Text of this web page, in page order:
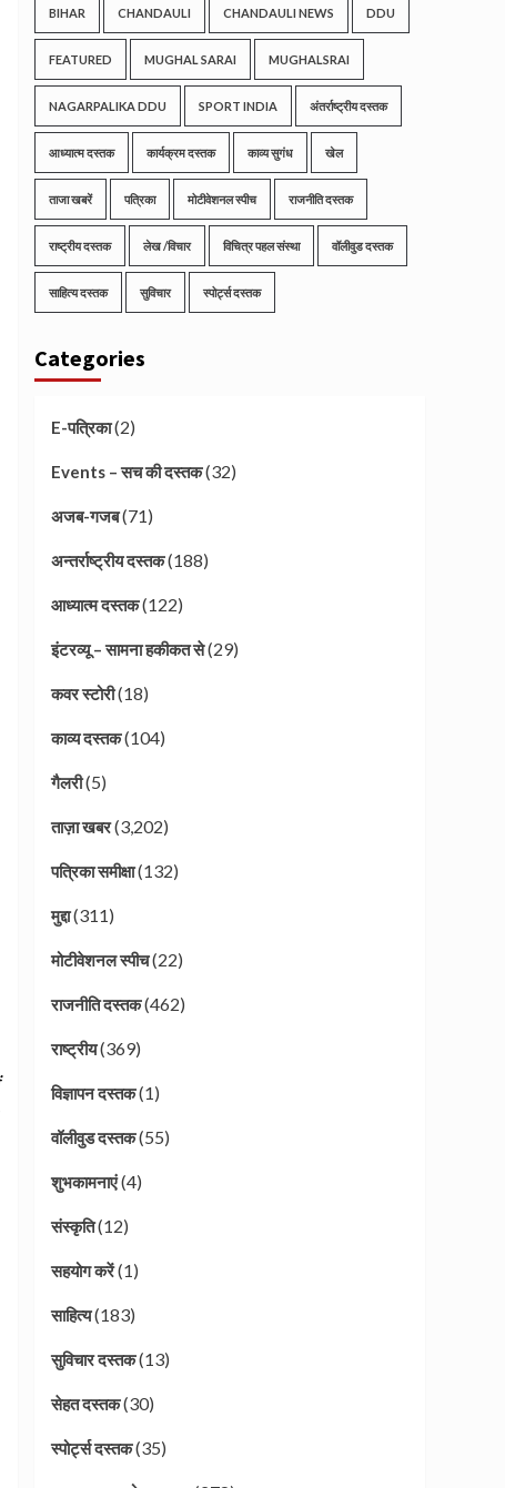
BIHAR CHANDAULI CHANDAULI NEWS DDU
FEATURED MUGHAL SARAI MUGHALSRAI
NAGARPALIKA DDU SPORT INDIA अंतर्राष्ट्रीय दस्तक
आध्यात्म दस्तक कार्यक्रम दस्तक काव्य सुगंध खेल
ताजा खबरें पत्रिका मोटीवेशनल स्पीच राजनीति दस्तक
राष्ट्रीय दस्तक लेख /विचार विचित्र पहल संस्था वॉलीवुड दस्तक
साहित्य दस्तक सुविचार स्पोर्ट्स दस्तक
Categories
E-पत्रिका(2)
Events – सच की दस्तक(32)
अजब-गजब(71)
अन्तर्राष्ट्रीय दस्तक(188)
आध्यात्म दस्तक(122)
इंटरव्यू – सामना हकीकत से(29)
कवर स्टोरी(18)
काव्य दस्तक(104)
गैलरी(5)
ताज़ा खबर(3,202)
पत्रिका समीक्षा(132)
मुद्दा(311)
मोटीवेशनल स्पीच(22)
राजनीति दस्तक(462)
राष्ट्रीय(369)
विज्ञापन दस्तक(1)
वॉलीवुड दस्तक(55)
शुभकामनाएं(4)
संस्कृति(12)
सहयोग करें(1)
साहित्य(183)
सुविचार दस्तक(13)
सेहत दस्तक(30)
स्पोर्ट्स दस्तक(35)